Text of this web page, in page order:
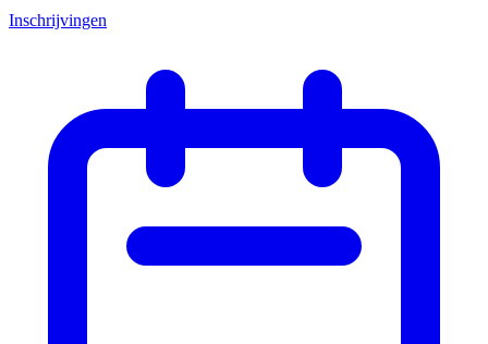
Inschrijvingen